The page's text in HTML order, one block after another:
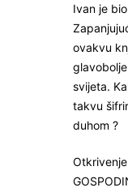
Ivan je
ovakvu
svijeta.
takvu
duhom ?